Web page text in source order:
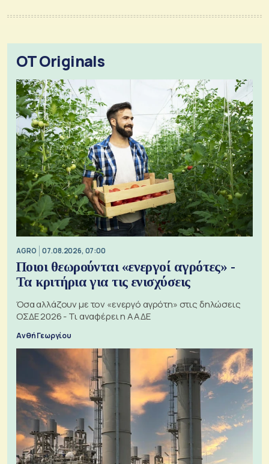
OT Originals
AGRO 07.08.2026, 07:00
Ποιοι θεωρούνται «ενεργοί αγρότες» -
Τα κριτήρια για τις ενισχύσεις
Όσα αλλάζουν με τον «ενεργό αγρότη» στις δηλώσεις
ΟΣΔΕ 2026 - Τι αναφέρει η ΑΑΔΕ
Ανθή Γεωργίου